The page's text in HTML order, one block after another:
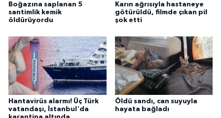
Boğazına saplanan 5
santimlik kemik
öldürüyordu
Karın ağrısıyla hastaneye
götürüldü, filmde çıkan pil
şok etti
Hantavirüs alarmı! Üç Türk
vatandaşı, İstanbul'da
Öldü sandı, can suyuyla
hayata bağladı